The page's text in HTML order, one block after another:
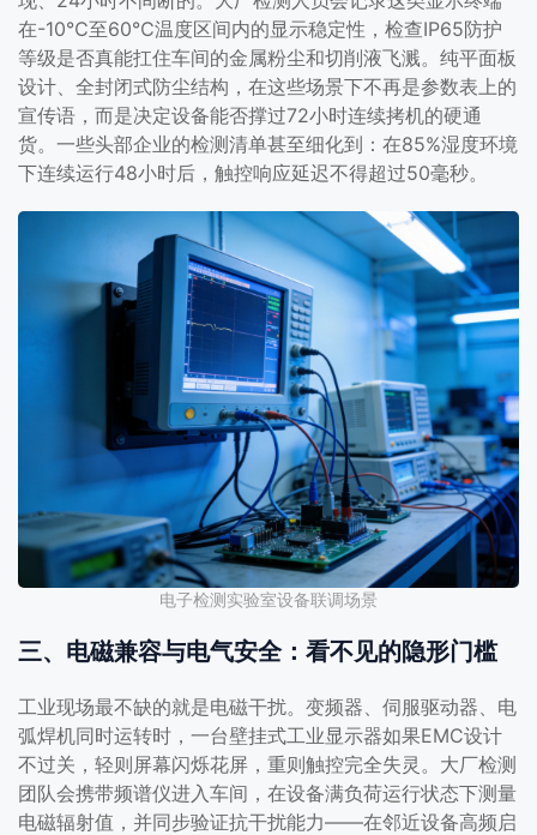
在-10℃至60℃温度区间内的显示稳定性，检查IP65防护
等级是否真能扛住车间的金属粉尘和切削液飞溅。纯平面板
设计、全封闭式防尘结构，在这些场景下不再是参数表上的
宣传语，而是决定设备能否撑过72小时连续拷机的硬通
货。一些头部企业的检测清单甚至细化到：在85%湿度环境
下连续运行48小时后，触控响应延迟不得超过50毫秒。
电子检测实验室设备联调场景
三、电磁兼容与电气安全：看不见的隐形门槛
工业现场最不缺的就是电磁干扰。变频器、伺服驱动器、电
弧焊机同时运转时，一台壁挂式工业显示器如果EMC设计
不过关，轻则屏幕闪烁花屏，重则触控完全失灵。大厂检测
团队会携带频谱仪进入车间，在设备满负荷运行状态下测量
电磁辐射值，并同步验证抗干扰能力——在邻近设备高频启